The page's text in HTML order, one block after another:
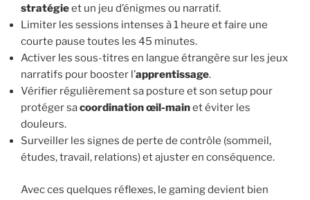
stratégieet un jeu d’énigmes ou narratif.
Limiter les sessions intenses à 1 heure et faire une
courte pause toutes les 45 minutes.
Activer les sous-titres en langue étrangère sur les jeux
narratifs pour booster l’apprentissage.
Vérifier régulièrement sa posture et son setup pour
protéger sacoordination œil-mainet éviter les
douleurs.
Surveiller les signes de perte de contrôle (sommeil,
études, travail, relations) et ajuster en conséquence.
Avec ces quelques réflexes, le gaming devient bien